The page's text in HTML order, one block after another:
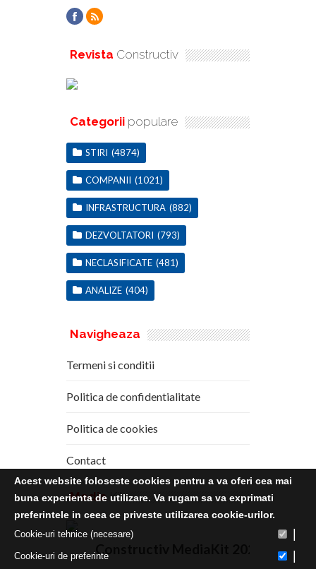
Revista Constructiv
Categorii populare
STIRI (4874)
COMPANII (1021)
INFRASTRUCTURA (882)
DEZVOLTATORI (793)
NECLASIFICATE (481)
ANALIZE (404)
Navigheaza
Termeni si conditii
Politica de confidentialitate
Politica de cookies
Contact
Media Kit
Constructiv MediaKit 2020
Acest website foloseste cookies pentru a va oferi cea mai
buna experienta de utilizare. Va rugam sa va exprimati
preferintele in ceea ce priveste utilizarea cookie-urilor.
Cookie-uri tehnice (necesare)
Cookie-uri de preferinte